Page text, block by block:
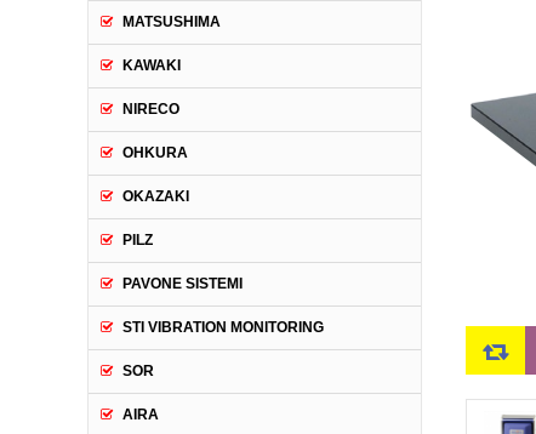
MATSUSHIMA
KAWAKI
NIRECO
OHKURA
OKAZAKI
PILZ
PAVONE SISTEMI
STI VIBRATION MONITORING
SOR
AIRA